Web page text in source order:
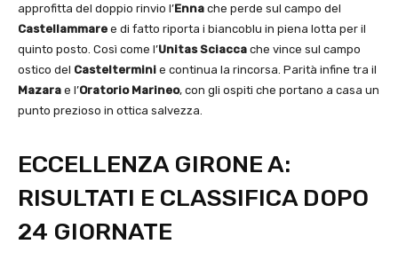
approfitta del doppio rinvio l’Enna che perde sul campo del
Castellammare e di fatto riporta i biancoblu in piena lotta per il
quinto posto. Così come l’Unitas Sciacca che vince sul campo
ostico del Casteltermini e continua la rincorsa. Parità infine tra il
Mazara e l’Oratorio Marineo, con gli ospiti che portano a casa un
punto prezioso in ottica salvezza.
ECCELLENZA GIRONE A:
RISULTATI E CLASSIFICA DOPO
24 GIORNATE